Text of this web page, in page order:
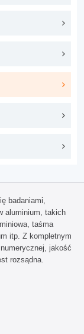
badaniami,
aluminium, takich
taśma
itp. Z kompletnym
jakość
rozsądna.